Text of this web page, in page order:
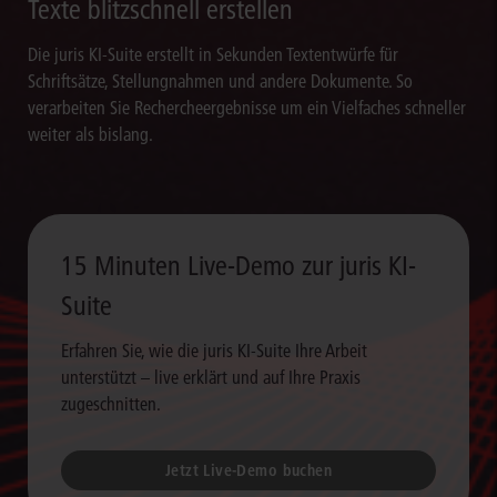
Texte blitzschnell erstellen
Die juris KI-Suite erstellt in Sekunden Textentwürfe für
Schriftsätze, Stellungnahmen und andere Dokumente. So
verarbeiten Sie Rechercheergebnisse um ein Vielfaches schneller
weiter als bislang.
15 Minuten Live-Demo zur juris KI-
Suite
Erfahren Sie, wie die juris KI-Suite Ihre Arbeit
unterstützt – live erklärt und auf Ihre Praxis
zugeschnitten.
Jetzt Live-Demo buchen